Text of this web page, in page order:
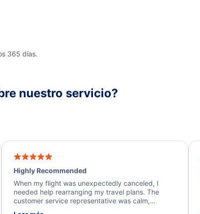
365 días.
nuestro servicio?
Highly Recommended
When my flight was unexpectedly canceled, I
needed help rearranging my travel plans. The
customer service representative was calm,